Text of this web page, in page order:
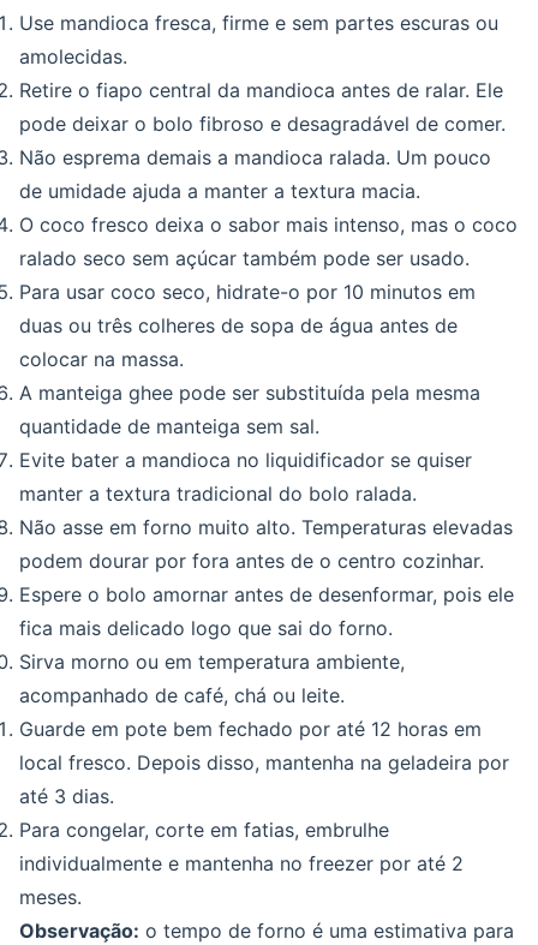
Use mandioca fresca, firme e sem partes escuras ou
amolecidas.
Retire o fiapo central da mandioca antes de ralar. Ele
pode deixar o bolo fibroso e desagradável de comer.
Não esprema demais a mandioca ralada. Um pouco
de umidade ajuda a manter a textura macia.
O coco fresco deixa o sabor mais intenso, mas o coco
ralado seco sem açúcar também pode ser usado.
Para usar coco seco, hidrate-o por 10 minutos em
duas ou três colheres de sopa de água antes de
colocar na massa.
A manteiga ghee pode ser substituída pela mesma
quantidade de manteiga sem sal.
Evite bater a mandioca no liquidificador se quiser
manter a textura tradicional do bolo ralada.
Não asse em forno muito alto. Temperaturas elevadas
podem dourar por fora antes de o centro cozinhar.
Espere o bolo amornar antes de desenformar, pois ele
fica mais delicado logo que sai do forno.
Sirva morno ou em temperatura ambiente,
acompanhado de café, chá ou leite.
Guarde em pote bem fechado por até 12 horas em
local fresco. Depois disso, mantenha na geladeira por
até 3 dias.
Para congelar, corte em fatias, embrulhe
individualmente e mantenha no freezer por até 2
meses.
Observação: o tempo de forno é uma estimativa para